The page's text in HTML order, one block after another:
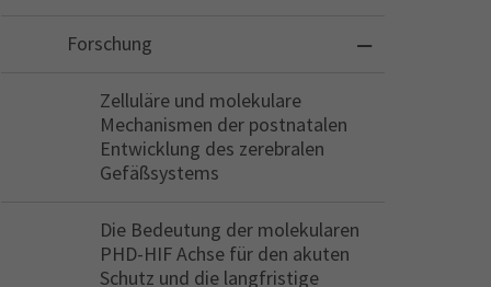
Forschung
Zelluläre und molekulare
Mechanismen der postnatalen
Entwicklung des zerebralen
Gefäßsystems
Die Bedeutung der molekularen
PHD-HIF Achse für den akuten
Schutz und die langfristige